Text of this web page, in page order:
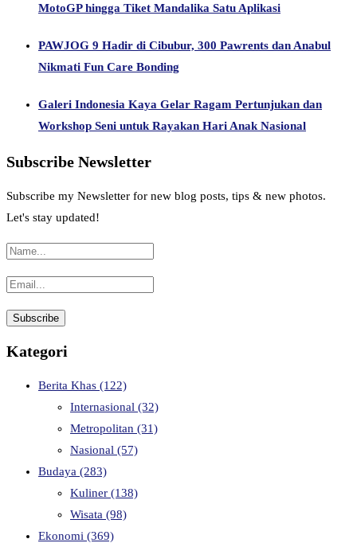
MotoGP hingga Tiket Mandalika Satu Aplikasi
PAWJOG 9 Hadir di Cibubur, 300 Pawrents dan Anabul
Nikmati Fun Care Bonding
Galeri Indonesia Kaya Gelar Ragam Pertunjukan dan
Workshop Seni untuk Rayakan Hari Anak Nasional
Subscribe Newsletter
Subscribe my Newsletter for new blog posts, tips & new photos.
Let's stay updated!
Kategori
Berita Khas (122)
Internasional (32)
Metropolitan (31)
Nasional (57)
Budaya (283)
Kuliner (138)
Wisata (98)
Ekonomi (369)